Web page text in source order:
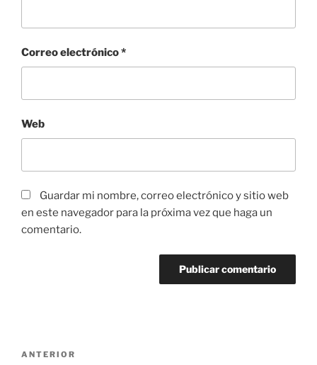
Correo electrónico*
Web
Guardar mi nombre, correo electrónico y sitio web
en este navegador para la próxima vez que haga un
comentario.
Entrada
ANTERIOR